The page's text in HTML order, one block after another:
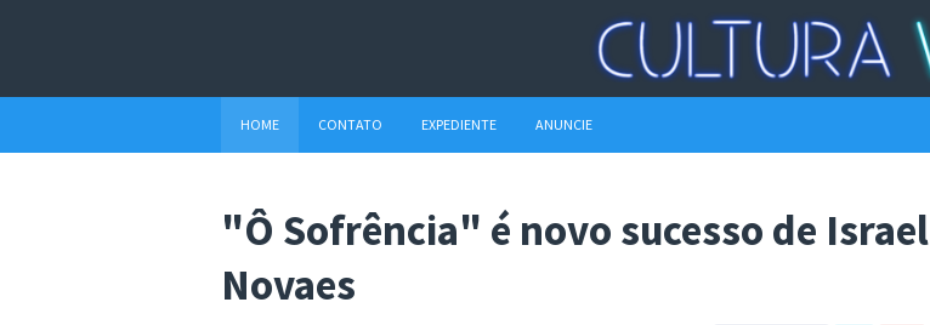
HOME CONTATO EXPEDIENTE ANUNCIE
"Ô Sofrência" é novo sucesso de Israel
Novaes